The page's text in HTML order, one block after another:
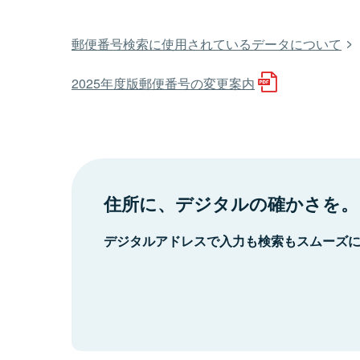
郵便番号検索に使用されているデータについて
2025年度版郵便番号の変更案内
住所に、デジタルの確かさを。
デジタルアドレスで入力も検索もスムーズ